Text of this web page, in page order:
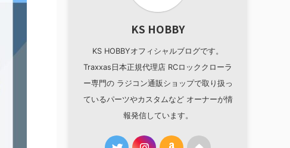
KS HOBBY
KS HOBBYオフィシャルブログです。
Traxxas日本正規代理店 RCロッククローラ
ー専門の ラジコン通販ショップで取り扱っ
ているパーツやカスタムなど オーナーが情
報発信しています。